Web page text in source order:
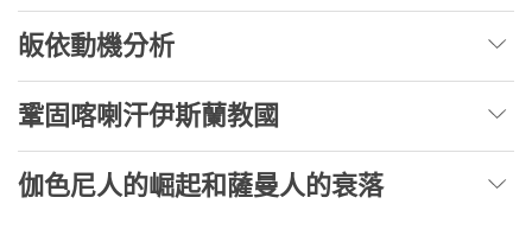
皈依動機分析
鞏固喀喇汗伊斯蘭教國
伽色尼人的崛起和薩曼人的衰落